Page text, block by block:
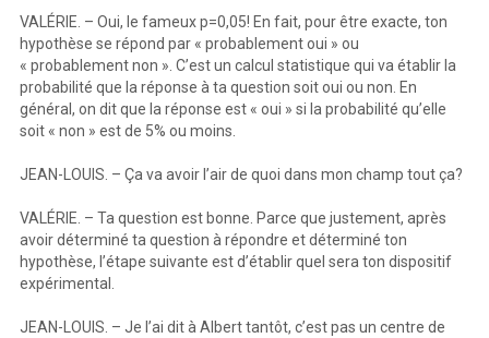
VALÉRIE. – Oui, le fameux p=0,05! En fait, pour être exacte, ton
hypothèse se répond par « probablement oui » ou
« probablement non ». C’est un calcul statistique qui va établir la
probabilité que la réponse à ta question soit oui ou non. En
général, on dit que la réponse est « oui » si la probabilité qu’elle
soit « non » est de 5% ou moins.
JEAN-LOUIS. – Ça va avoir l’air de quoi dans mon champ tout ça?
VALÉRIE. – Ta question est bonne. Parce que justement, après
avoir déterminé ta question à répondre et déterminé ton
hypothèse, l’étape suivante est d’établir quel sera ton dispositif
expérimental.
JEAN-LOUIS. – Je l’ai dit à Albert tantôt, c’est pas un centre de